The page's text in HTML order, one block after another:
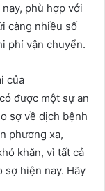
phù hợp với
càng nhiều số
phí vận chuyển.
của
được một sự an
sợ về dịch bệnh
phương xa,
khăn, vì tất cả
sợ hiện nay. Hãy